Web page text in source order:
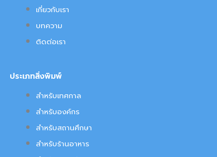
เกี่ยวกับเรา
บทความ
ติดต่อเรา
ประเภทสิ่งพิมพ์
สำหรับเทศกาล
สำหรับองค์กร
สำหรับสถานศึกษา
สำหรับร้านอาหาร